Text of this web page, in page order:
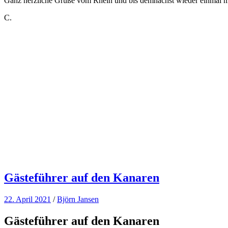
C.
Gästeführer auf den Kanaren
22. April 2021 /Björn Jansen
Gästeführer auf den Kanaren